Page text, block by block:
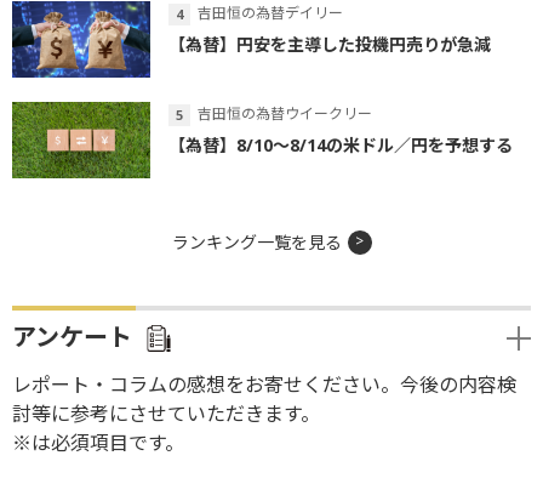
吉田恒の為替デイリー
【為替】円安を主導した投機円売りが急減
吉田恒の為替ウイークリー
【為替】8/10～8/14の米ドル／円を予想する
ランキング一覧を見る
アンケート
レポート・コラムの感想をお寄せください。今後の内容検
討等に参考にさせていただきます。
※は必須項目です。